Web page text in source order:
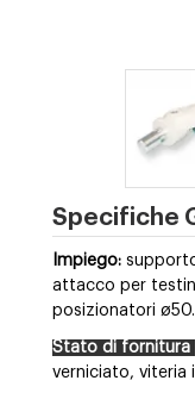
Specifiche
Impiego:
attacco per
posizionatori ø50.
Stato di fornitura
verniciato, viteria